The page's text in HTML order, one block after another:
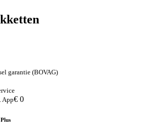
garantie (BOVAG)
App€ 0